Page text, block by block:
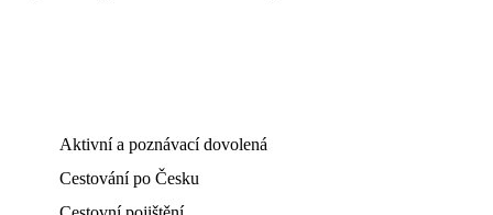
Aktivní a poznávací dovolená
Cestování po Česku